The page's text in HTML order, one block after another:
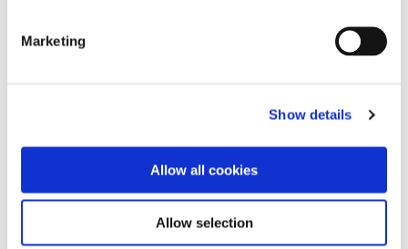
Marketing
Show details
Allow all cookies
Allow selection
Serie 12-12 -
Serie 12 -10 - Serie 200